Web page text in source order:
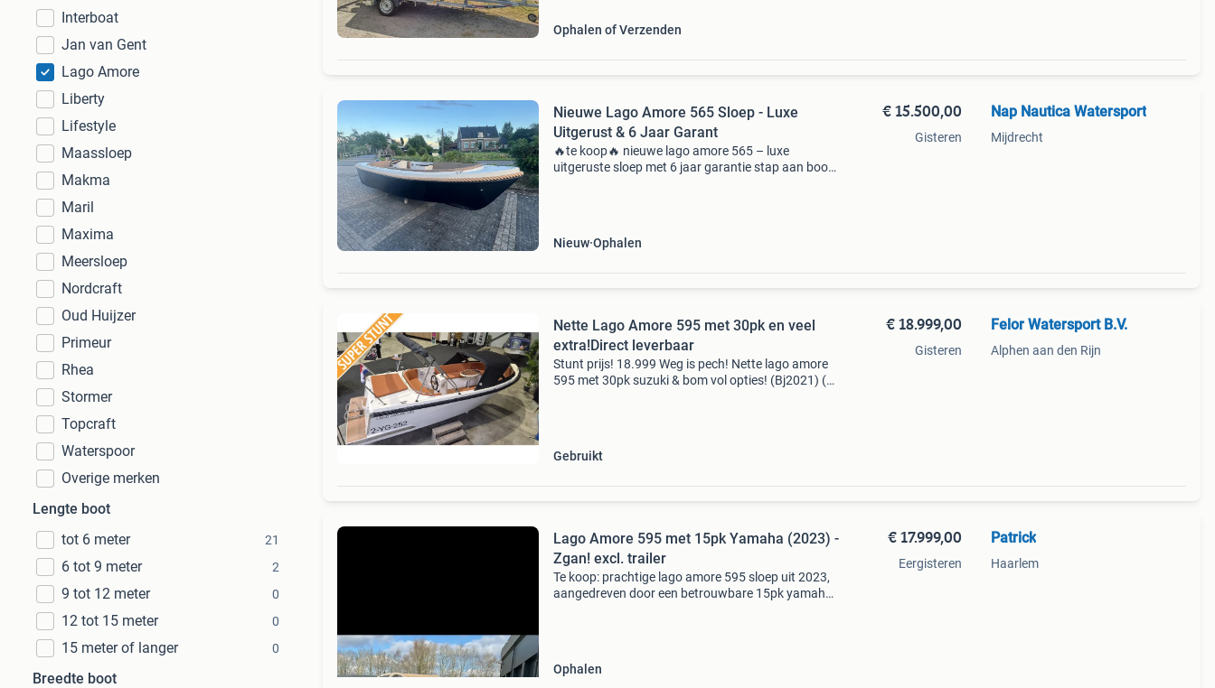
Interboat
Jan van Gent
Lago Amore
Liberty
Lifestyle
Maassloep
Makma
Maril
Maxima
Meersloep
Nordcraft
Oud Huijzer
Primeur
Rhea
Stormer
Topcraft
Waterspoor
Overige merken
Lengte boot
tot 6 meter
21
6 tot 9 meter 2
9 tot 12 meter 0
12 tot 15 meter 0
15 meter of langer 0
Breedte boot
Ophalen of Verzenden
Nieuwe Lago Amore 565 Sloep - Luxe
Uitgerust & 6 Jaar Garant
🔥te koop🔥 nieuwe lago amore 565 – luxe
uitgeruste sloep met 6 jaar garantie stap aan boord
Nieuw Ophalen
€ 15.500,00
Gisteren
Nap Nautica Watersport
Mijdrecht
Nette Lago Amore 595 met 30pk en veel
extra!Direct leverbaar
Stunt prijs! 18.999 Weg is pech! Nette lago amore
595 met 30pk suzuki & bom vol opties! (Bj2021) (
Gebruikt
€ 18.999,00
Gisteren
Felor Watersport B.V.
Alphen aan den Rijn
Lago Amore 595 met 15pk Yamaha (2023) -
Zgan! excl. trailer
Te koop: prachtige lago amore 595 sloep uit 2023,
aangedreven door een betrouwbare 15pk yamaha
Ophalen
€ 17.999,00
Eergisteren
Patrick
Haarlem